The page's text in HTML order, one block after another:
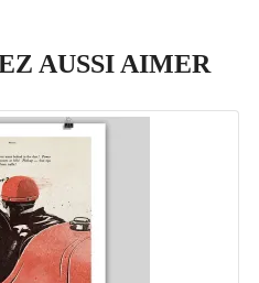
AUSSI AIMER